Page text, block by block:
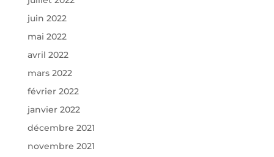
juin 2022
mai 2022
avril 2022
mars 2022
février 2022
janvier 2022
décembre 2021
novembre 2021